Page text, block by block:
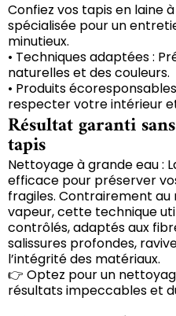
Confiez vos tapis en laine
spécialisée pour un
minutieux.
• Techniques adaptées :
naturelles et des couleurs.
• Produits
respecter votre intérieur
Résultat garanti
tapis
Nettoyage à grande eau :
efficace pour préserver
fragiles. Contrairement
vapeur, cette technique
contrôlés, adaptés aux
salissures profondes,
l’intégrité des matériaux.
👉 Optez pour un
résultats impeccables et